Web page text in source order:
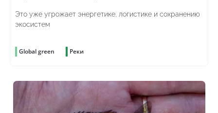
Это уже угрожает энергетике, логистике и сохранению
экосистем
Global green Реки